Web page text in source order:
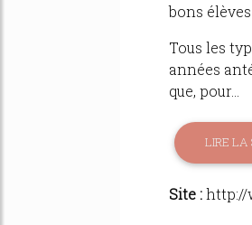
bons élèves
Tous les
années
que, pour...
LIRE LA
Site :http://